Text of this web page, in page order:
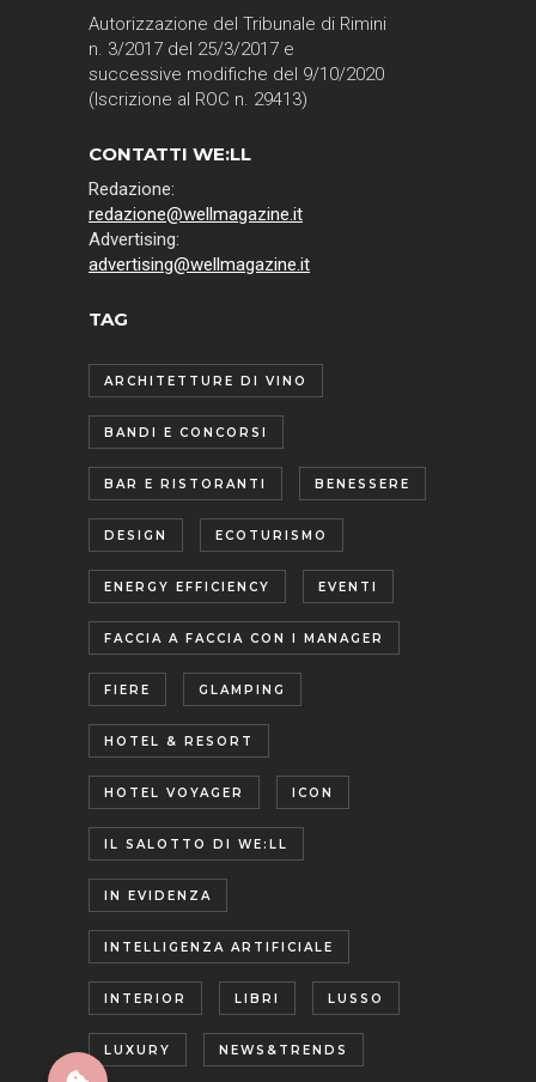
Autorizzazione del Tribunale di Rimini
n. 3/2017 del 25/3/2017 e
successive modifiche del 9/10/2020
(Iscrizione al ROC n. 29413)
CONTATTI WE:LL
Redazione:
redazione@wellmagazine.it
Advertising:
advertising@wellmagazine.it
TAG
ARCHITETTURE DI VINO
BANDI E CONCORSI
BAR E RISTORANTI BENESSERE
DESIGN ECOTURISMO
ENERGY EFFICIENCY EVENTI
FACCIA A FACCIA CON I MANAGER
FIERE GLAMPING
HOTEL & RESORT
HOTEL VOYAGER ICON
IL SALOTTO DI WE:LL
IN EVIDENZA
INTELLIGENZA ARTIFICIALE
INTERIOR LIBRI LUSSO
LUXURY NEWS&TRENDS